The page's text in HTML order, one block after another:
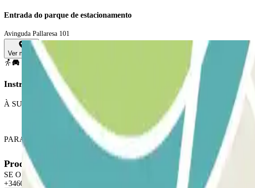
Entrada do parque de estacionamento
Avinguda Pallaresa 101
Ver mapa
Instruções
À SUA CHEGADA, aceda ao parque de estacionamento. Toque o botão do
PARA SAIR: Toque o botão do intercomunicador e facilite os dados da sua
SE O SEU PASSE PERMITE ENTRADAS E SAIDAS ILIMITADAS, siga as
+34602 222 238
Produtos disponíveis